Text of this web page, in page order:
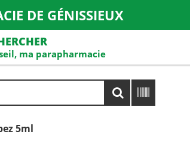
DE GÉNISSIEUX
ma parapharmacie
5ml